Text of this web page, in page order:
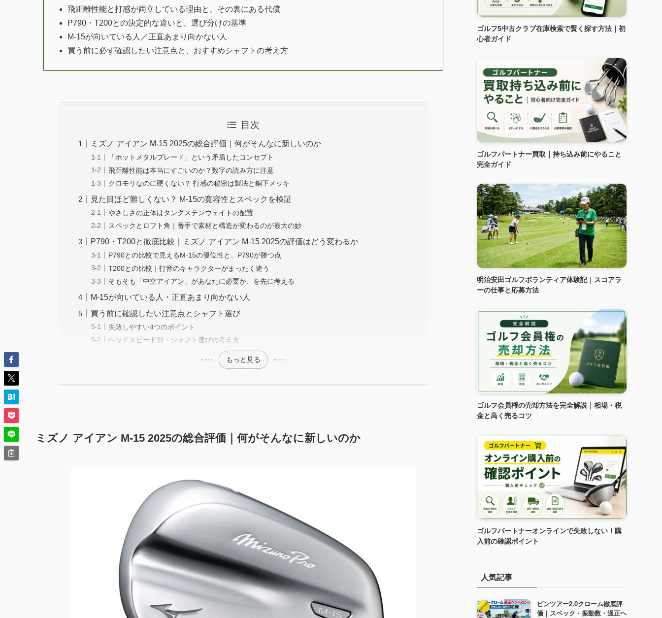
飛距離性能と打感が両立している理由と、その裏にある代償
P790・T200との決定的な違いと、選び分けの基準
M-15が向いている人／正直あまり向かない人
買う前に必ず確認したい注意点と、おすすめシャフトの考え方
目次
ミズノ アイアン M-15 2025の総合評価｜何がそんなに新しいのか
「ホットメタルブレード」という矛盾したコンセプト
飛距離性能は本当にすごいのか？数字の読み方に注意
クロモリなのに硬くない？ 打感の秘密は製法と銅下メッキ
見た目ほど難しくない？ M-15の寛容性とスペックを検証
やさしさの正体はタングステンウェイトの配置
スペックとロフト角｜番手で素材と構造が変わるのが最大の妙
P790・T200と徹底比較｜ミズノ アイアン M-15 2025の評価はどう変わるか
P790との比較で見えるM-15の優位性と、P790が勝つ点
T200との比較｜打音のキャラクターがまったく違う
そもそも「中空アイアン」があなたに必要か、を先に考える
M-15が向いている人・正直あまり向かない人
買う前に確認したい注意点とシャフト選び
失敗しやすい4つのポイント
ヘッドスピード別・シャフト選びの考え方
もっと見る
ミズノ アイアン M-15 2025の総合評価｜何がそんなに新しいのか
ゴルフ5中古クラブ在庫検索で賢く探す方法｜初
心者ガイド
ゴルフパートナー買取｜持ち込み前にやること
完全ガイド
明治安田ゴルフボランティア体験記｜スコアラ
ーの仕事と応募方法
ゴルフ会員権の売却方法を完全解説｜相場・税
金と高く売るコツ
ゴルフパートナーオンラインで失敗しない！購
入前の確認ポイント
人気記事
ピンツアー2.0クローム徹底評
価｜スペック・振動数・適正ヘ